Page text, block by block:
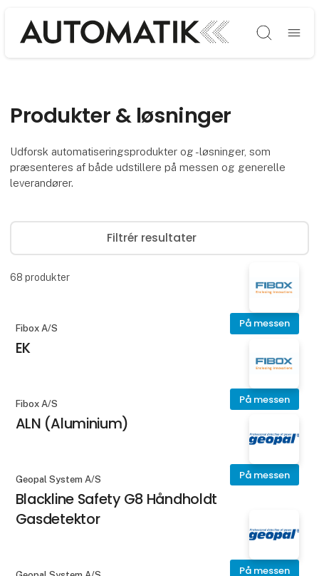
Søg
Produkter & løsninger
Udforsk automatiseringsprodukter og -løsninger, som
præsenteres af både udstillere på messen og generelle
leverandører.
Filtrér resultater
68 produkter
På messen
Fibox A/S
EK
På messen
Fibox A/S
ALN (Aluminium)
På messen
Geopal System A/S
Blackline Safety G8 Håndholdt
Gasdetektor
På messen